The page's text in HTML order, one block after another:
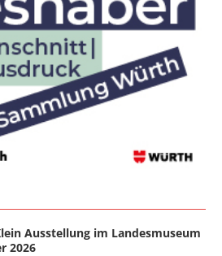
Ausstellung im Landesmuseum
2026